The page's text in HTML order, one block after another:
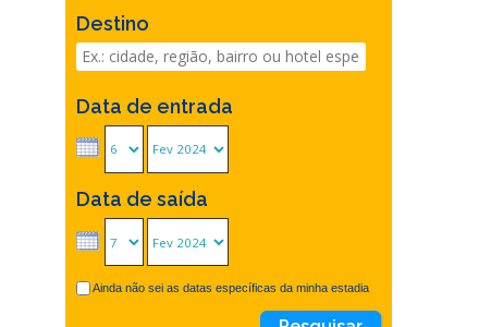
Destino
Data de entrada
Data de saída
Ainda não sei as datas específicas da minha estadia